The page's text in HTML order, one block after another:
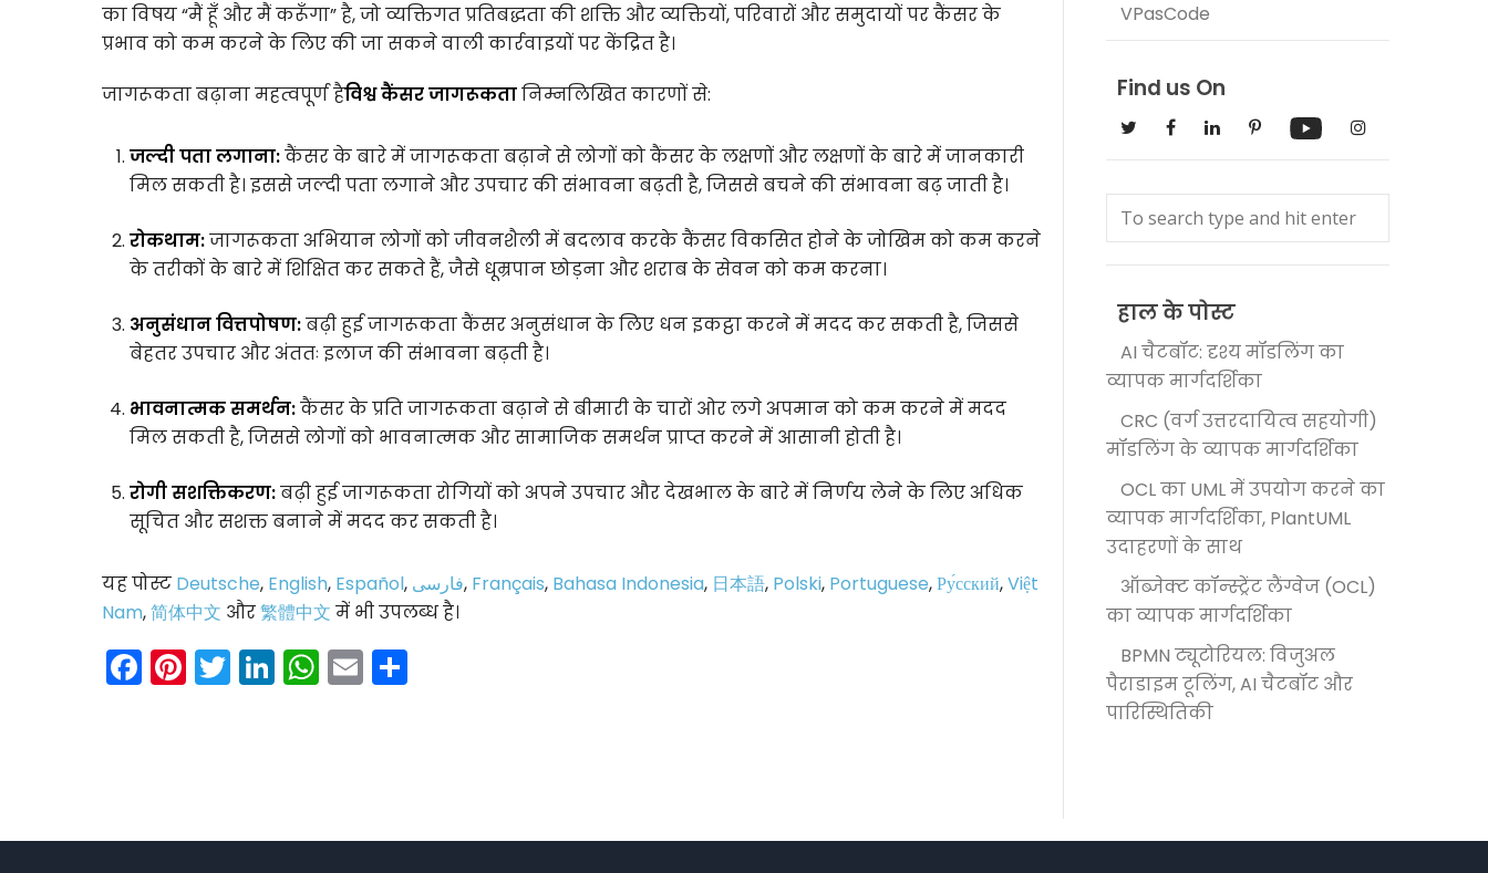
का विषय “मैं हूँ और मैं करूँगा” है, जो व्यक्तिगत प्रतिबद्धता की शक्ति और व्यक्तियों, परिवारों और समुदायों पर कैंसर के
प्रभाव को कम करने के लिए की जा सकने वाली कार्रवाइयों पर केंद्रित है।
जागरूकता बढ़ाना महत्वपूर्ण हैविश्व कैंसर जागरूकतानिम्नलिखित कारणों से:
जल्दी पता लगाना:कैंसर के बारे में जागरूकता बढ़ाने से लोगों को कैंसर के लक्षणों और लक्षणों के बारे में जानकारी
मिल सकती है। इससे जल्दी पता लगाने और उपचार की संभावना बढ़ती है, जिससे बचने की संभावना बढ़ जाती है।
रोकथाम:जागरूकता अभियान लोगों को जीवनशैली में बदलाव करके कैंसर विकसित होने के जोखिम को कम करने
के तरीकों के बारे में शिक्षित कर सकते हैं, जैसे धूम्रपान छोड़ना और शराब के सेवन को कम करना।
अनुसंधान वित्तपोषण:बढ़ी हुई जागरूकता कैंसर अनुसंधान के लिए धन इकट्ठा करने में मदद कर सकती है, जिससे
बेहतर उपचार और अंततः इलाज की संभावना बढ़ती है।
भावनात्मक समर्थन:कैंसर के प्रति जागरूकता बढ़ाने से बीमारी के चारों ओर लगे अपमान को कम करने में मदद
मिल सकती है, जिससे लोगों को भावनात्मक और सामाजिक समर्थन प्राप्त करने में आसानी होती है।
रोगी सशक्तिकरण:बढ़ी हुई जागरूकता रोगियों को अपने उपचार और देखभाल के बारे में निर्णय लेने के लिए अधिक
सूचित और सशक्त बनाने में मदद कर सकती है।
यह पोस्ट Deutsche, English, Español, فارسی, Français, Bahasa Indonesia, 日本語, Polski, Portuguese,Ру́сский,Việt
Nam,简体中文 और繁體中文 में भी उपलब्ध है।
Facebook
Pinterest
Twitter
LinkedIn
WhatsApp
Email
VPasCode
Find us On
हाल के पोस्ट
AI चैटबॉट: दृश्य मॉडलिंग का
व्यापक मार्गदर्शिका
CRC (वर्ग उत्तरदायित्व सहयोगी)
मॉडलिंग के व्यापक मार्गदर्शिका
OCL का UML में उपयोग करने का
व्यापक मार्गदर्शिका, PlantUML
उदाहरणों के साथ
ऑब्जेक्ट कॉन्स्ट्रेंट लैंग्वेज (OCL)
का व्यापक मार्गदर्शिका
BPMN ट्यूटोरियल: विजुअल
पैराडाइम टूलिंग, AI चैटबॉट और
पारिस्थितिकी